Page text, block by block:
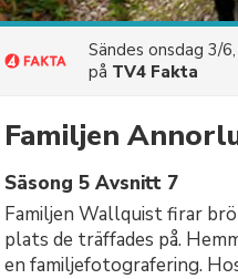
Sändes onsdag 3/
på TV4 Fakta
Familjen
Säsong 5 Avsnitt 7
Familjen Wallquist firar
plats de träffades på.
en familjefotografering.